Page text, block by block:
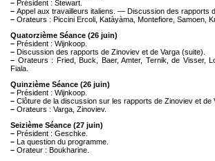
– Président : Stewart.
– Appel aux travailleurs italiens. — Discussion des rapports
– Orateurs : Piccini Ercoli, Katàyàma, Montefiore, Samoen,
Quatorzième Séance (26 juin)
– Président : Wijnkoop.
– Discussion des rapports de Zinoviev et de Varga (suite).
– Orateurs : Fried, Buck, Baer, Amter, Ternik, de Visser,
Fiala.
Quinzième Séance (26 juin)
– Président : Wijnkoop.
– Clôture de la discussion sur les rapports de Zinoviev et de
– Orateurs : Varga, Zinoviev.
Seizième Séance (27 juin)
– Président : Geschke.
– La question du programme.
– Orateur : Boukharine.